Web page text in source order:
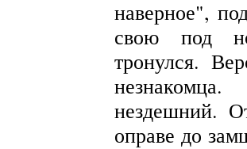
наверное",
свою под
тронулся.
нездешний.
оправе до